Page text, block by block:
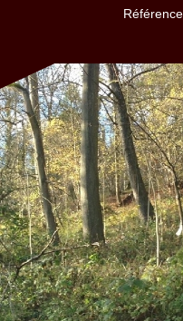
Référence